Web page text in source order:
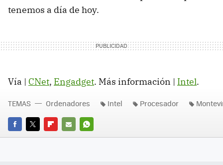
tenemos a día de hoy.
Vía | CNet, Engadget. Más información | Intel.
FACEBOOK
TWITTERFLIPBOARD
E-
WHATSAPP
TEMAS Ordenadores Intel Procesador